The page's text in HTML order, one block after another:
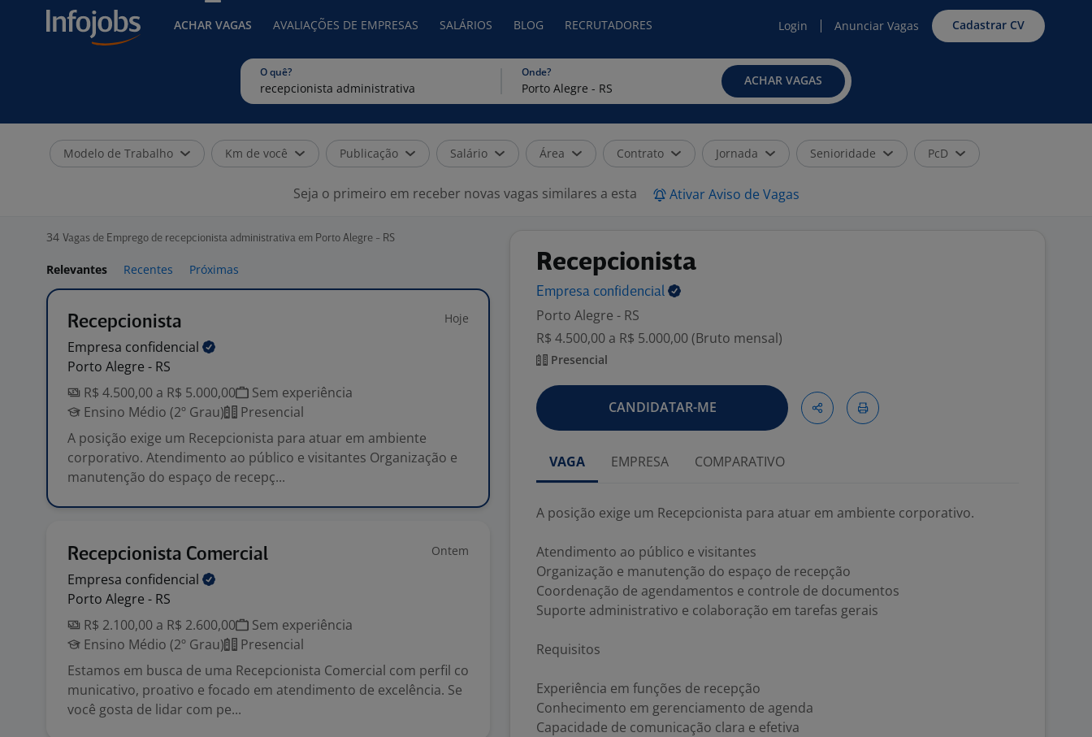
ACHAR VAGAS AVALIAÇÕES DE EMPRESAS SALÁRIOS BLOG RECRUTADORES Login Anunciar Vagas Cadastrar CV
O quê? Onde?
ACHAR VAGAS
Modelo de Trabalho Km de você Publicação Salário Área Contrato Jornada Senioridade PcD
Seja o primeiro em receber novas vagas similares a esta Ativar Aviso de Vagas
34 Vagas de Emprego de recepcionista administrativa em Porto Alegre - RS
Relevantes Recentes Próximas
Recepcionista Hoje
Empresa confidencial
Porto Alegre - RS
R$ 4.500,00 a R$ 5.000,00
Sem experiência
Ensino Médio (2º Grau)
Presencial
A posição exige um Recepcionista para atuar em ambiente
corporativo. Atendimento ao público e visitantes Organização e
manutenção do espaço de recepç...
Recepcionista Comercial Ontem
Empresa confidencial
Porto Alegre - RS
R$ 2.100,00 a R$ 2.600,00
Sem experiência
Ensino Médio (2º Grau)
Presencial
Estamos em busca de uma Recepcionista Comercial com perfil co
municativo, proativo e focado em atendimento de excelência. Se
você gosta de lidar com pe...
Recepcionista
Empresa confidencial
Porto Alegre - RS
R$ 4.500,00 a R$ 5.000,00 (Bruto mensal)
Presencial
CANDIDATAR-ME
VAGA EMPRESA COMPARATIVO
A posição exige um Recepcionista para atuar em ambiente corporativo.
Atendimento ao público e visitantes
Organização e manutenção do espaço de recepção
Coordenação de agendamentos e controle de documentos
Suporte administrativo e colaboração em tarefas gerais
Requisitos
Experiência em funções de recepção
Conhecimento em gerenciamento de agenda
Capacidade de comunicação clara e efetiva